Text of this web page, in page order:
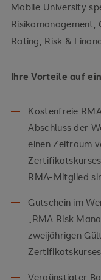
Mobile University
Rating, Risk &
Ihre Vorteile auf
Kostenfreie
Abschluss der
einen Zeitraum
RMA-Mitglied
Gutschein im
„RMA Risk
zweijährigen
Vergünstigter